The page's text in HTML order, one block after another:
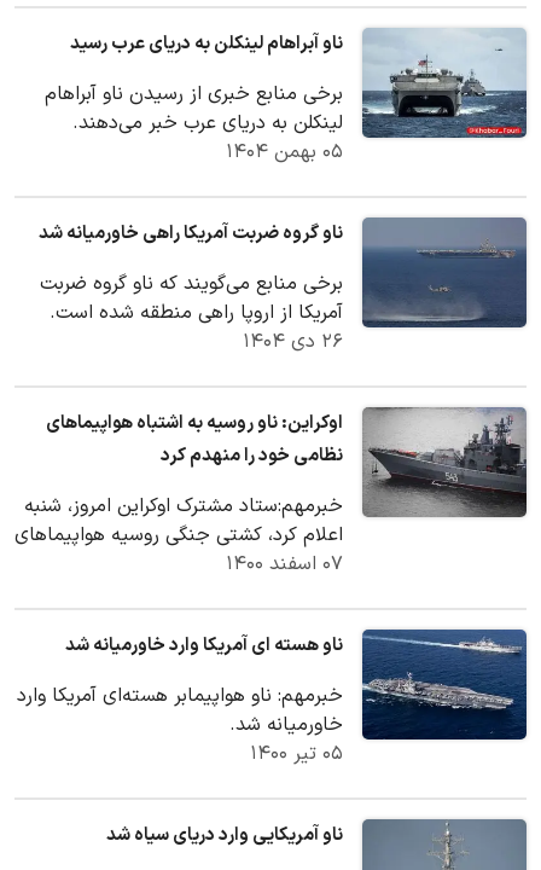
ناو آبراهام لینکلن به دریای عرب رسید
برخی منابع خبری از رسیدن ناو آبراهام
لینکلن به دریای عرب خبر می‌دهند.
۰۵ بهمن ۱۴۰۴
ناو گروه ضربت آمریکا راهی خاورمیانه شد
برخی منابع می‌گویند که ناو گروه ضربت
آمریکا از اروپا راهی منطقه شده است.
۲۶ دی ۱۴۰۴
اوکراین: ناو روسیه به اشتباه هواپیماهای
نظامی خود را منهدم کرد
خبرمهم:ستاد مشترک اوکراین امروز، شنبه
اعلام کرد، کشتی جنگی روسیه هواپیماهای
نظامی خود در دریای سیاه را اشتباهی
۰۷ اسفند ۱۴۰۰
ناو هسته ای آمریکا وارد خاورمیانه شد
خبرمهم: ناو هواپیمابر هسته‌ای آمریکا وارد
خاورمیانه شد.
۰۵ تیر ۱۴۰۰
ناو آمریکایی وارد دریای سیاه شد